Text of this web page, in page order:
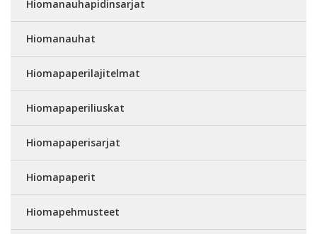
Hiomanauhapidinsarjat
Hiomanauhat
Hiomapaperilajitelmat
Hiomapaperiliuskat
Hiomapaperisarjat
Hiomapaperit
Hiomapehmusteet